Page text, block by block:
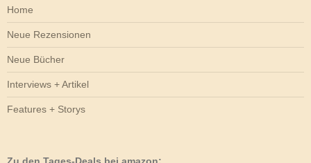
Home
Neue Rezensionen
Neue Bücher
Interviews + Artikel
Features + Storys